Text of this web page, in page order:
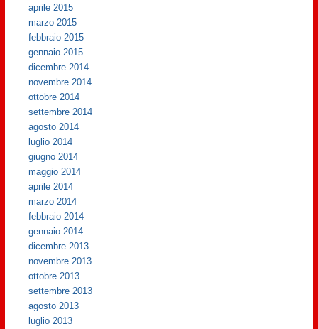
aprile 2015
marzo 2015
febbraio 2015
gennaio 2015
dicembre 2014
novembre 2014
ottobre 2014
settembre 2014
agosto 2014
luglio 2014
giugno 2014
maggio 2014
aprile 2014
marzo 2014
febbraio 2014
gennaio 2014
dicembre 2013
novembre 2013
ottobre 2013
settembre 2013
agosto 2013
luglio 2013